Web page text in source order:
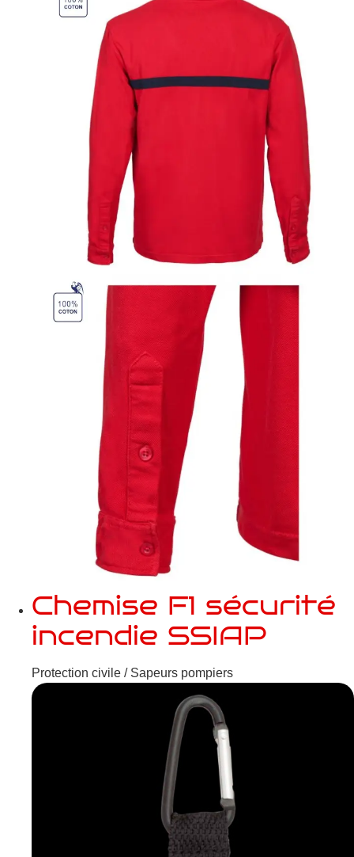
Chemise F1 sécurité
incendie SSIAP
Protection civile / Sapeurs pompiers